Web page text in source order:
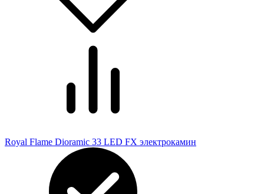
Royal Flame Dioramic 33 LED FX электрокамин